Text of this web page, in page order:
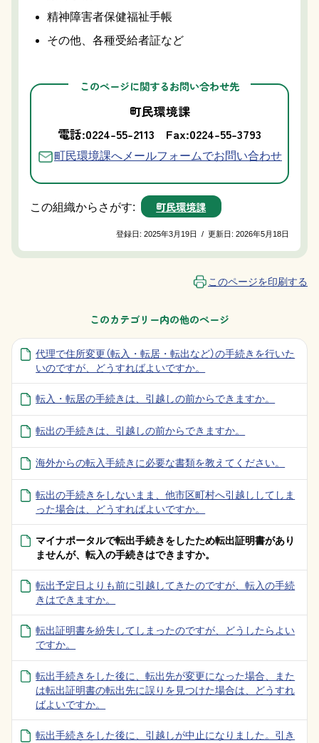
精神障害者保健福祉手帳
その他、各種受給者証など
このページに関するお問い合わせ先
町民環境課
電話:0224-55-2113
Fax:0224-55-3793
町民環境課へメールフォームでお問い合わせ
この組織からさがす: 町民環境課
登録日:2025年3月19日 / 更新日:2026年5月18日
このページを印刷する
このカテゴリー内の他のページ
代理で住所変更（転入・転居・転出など）の手続きを行いた
いのですが、どうすればよいですか。
転入・転居の手続きは、引越しの前からできますか。
転出の手続きは、引越しの前からできますか。
海外からの転入手続きに必要な書類を教えてください。
転出の手続きをしないまま、他市区町村へ引越ししてしま
った場合は、どうすればよいですか。
マイナポータルで転出手続きをしたため転出証明書があり
ませんが、転入の手続きはできますか。
転出予定日よりも前に引越してきたのですが、転入の手続
きはできますか。
転出証明書を紛失してしまったのですが、どうしたらよい
ですか。
転出手続きをした後に、転出先が変更になった場合、また
は転出証明書の転出先に誤りを見つけた場合は、どうすれ
ばよいですか。
転出手続きをした後に、引越しが中止になりました。引き